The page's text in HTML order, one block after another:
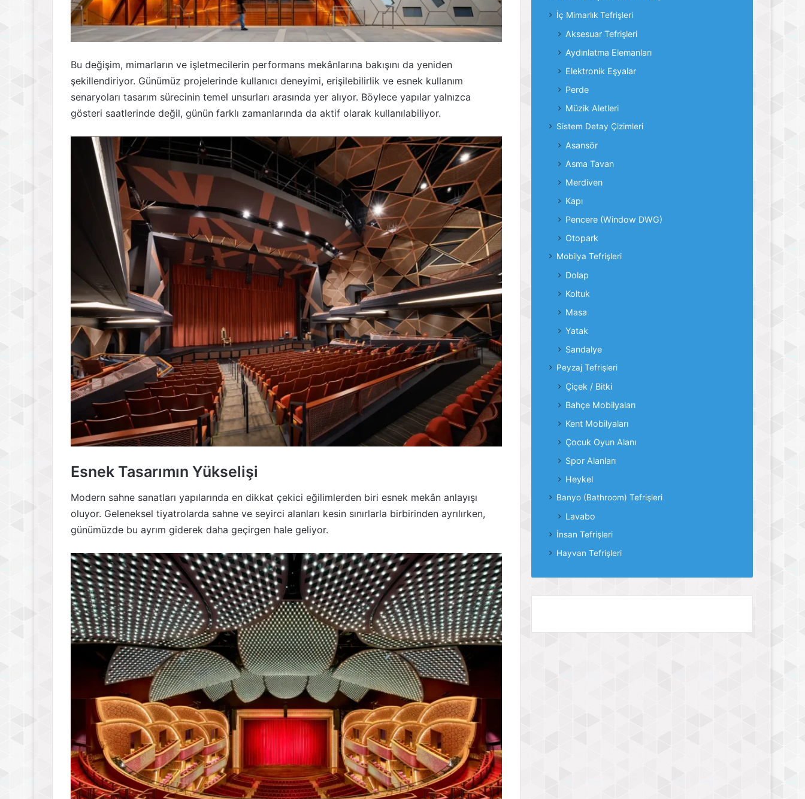
Bu değişim, mimarların ve işletmecilerin performans mekânlarına bakışını da yeniden
şekillendiriyor. Günümüz projelerinde kullanıcı deneyimi, erişilebilirlik ve esnek kullanım
senaryoları tasarım sürecinin temel unsurları arasında yer alıyor. Böylece yapılar yalnızca
gösteri saatlerinde değil, günün farklı zamanlarında da aktif olarak kullanılabiliyor.
Esnek Tasarımın Yükselişi
Modern sahne sanatları yapılarında en dikkat çekici eğilimlerden biri esnek mekân anlayışı
oluyor. Geleneksel tiyatrolarda sahne ve seyirci alanları kesin sınırlarla birbirinden ayrılırken,
günümüzde bu ayrım giderek daha geçirgen hale geliyor.
İç Mimarlık Tefrişleri
Aksesuar Tefrişleri
Aydınlatma Elemanları
Elektronik Eşyalar
Perde
Müzik Aletleri
Sistem Detay Çizimleri
Asansör
Asma Tavan
Merdiven
Kapı
Pencere (Window DWG)
Otopark
Mobilya Tefrişleri
Dolap
Koltuk
Masa
Yatak
Sandalye
Peyzaj Tefrişleri
Çiçek / Bitki
Bahçe Mobilyaları
Kent Mobilyaları
Çocuk Oyun Alanı
Spor Alanları
Heykel
Banyo (Bathroom) Tefrişleri
Lavabo
İnsan Tefrişleri
Hayvan Tefrişleri